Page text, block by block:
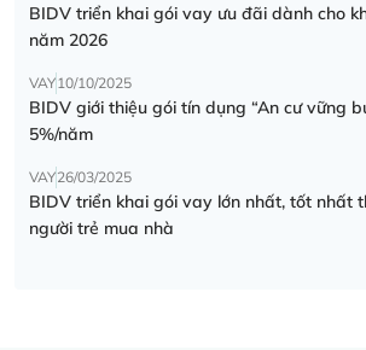
BIDV triển khai gói vay ưu đãi dành cho
năm 2026
VAY10/10/2025
BIDV giới thiệu gói tín dụng “An cư vững
5%/năm
VAY26/03/2025
BIDV triển khai gói vay lớn nhất, tốt nhất
người trẻ mua nhà